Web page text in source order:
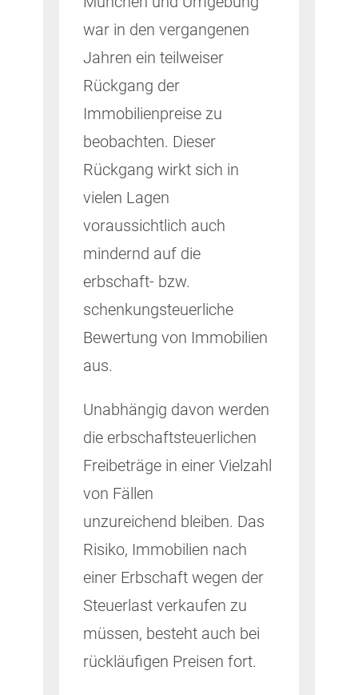
war in den vergangenen
Jahren ein teilweiser
Rückgang der
Immobilienpreise zu
beobachten. Dieser
Rückgang wirkt sich in
vielen Lagen
voraussichtlich auch
mindernd auf die
erbschaft- bzw.
schenkungsteuerliche
Bewertung von Immobilien
aus.
Unabhängig davon werden
die erbschaftsteuerlichen
Freibeträge in einer Vielzahl
von Fällen
unzureichend bleiben. Das
Risiko, Immobilien nach
einer Erbschaft wegen der
Steuerlast verkaufen zu
müssen, besteht auch bei
rückläufigen Preisen fort.